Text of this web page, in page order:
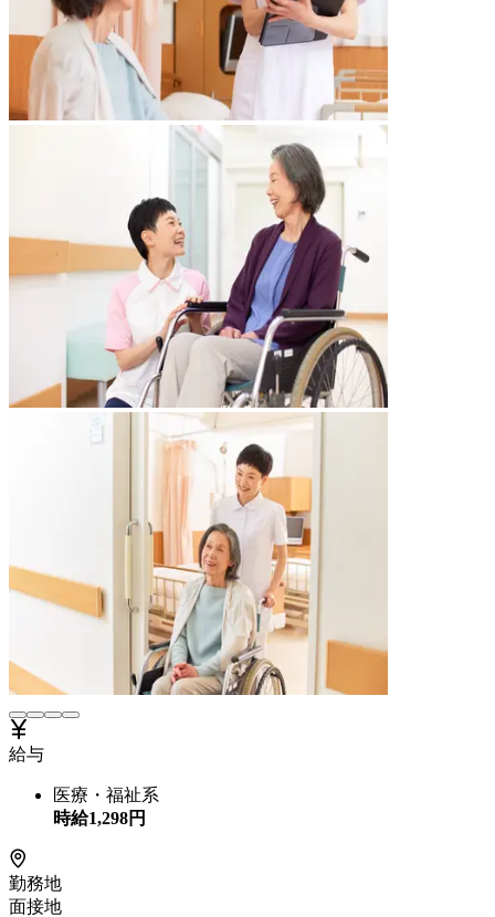
給与
医療・福祉系
時給1,298円
勤務地
面接地